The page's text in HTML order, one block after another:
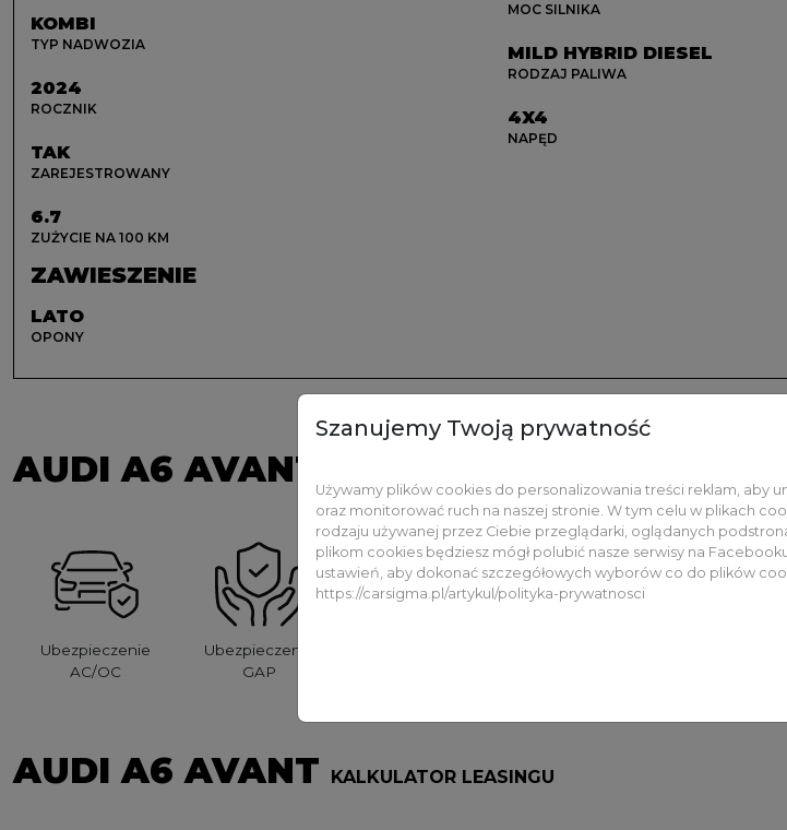
KOMBI
TYP NADWOZIA
2024
ROCZNIK
TAK
ZAREJESTROWANY
MOC SILNIKA
MILD HYBRID DIESEL
RODZAJ PALIWA
4X4
NAPĘD
6.7
ZUŻYCIE NA 100 KM
ZAWIESZENIE
LATO
OPONY
AUDI A6 AVANT
Ubezpieczenie
AC/OC
Ubezpieczenie
GAP
AUDI A6 AVANT KALKULATOR LEASINGU
Szanujemy Twoją prywatność
Używamy plików cookies do personalizowania treści reklam, aby
oraz monitorować ruch na naszej stronie. W tym celu w plikach
rodzaju używanej przez Ciebie przeglądarki, oglądanych
plikom cookies będziesz mógł polubić nasze serwisy na
ustawień, aby dokonać szczegółowych wyborów co do plików
https://carsigma.pl/artykul/polityka-prywatnosci